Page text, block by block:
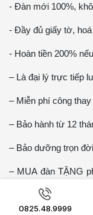
- Đàn mới 100%,
- Đầy đủ giấy tờ,
- Hoàn tiền 200%
– Là đại lý trực tiếp
– Miễn phí công
– Bảo hành từ 12
– Bảo dưỡng trọn đời
– MUA đàn TẶNG
chống xước, dây
Đối với Khách
0825.48.9999